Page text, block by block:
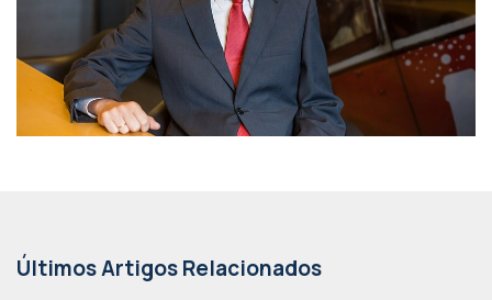
Últimos Artigos Relacionados